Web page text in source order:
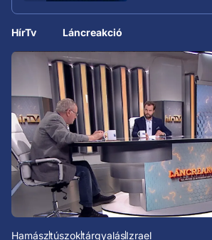
HírTv Láncreakció
HamásztúszoktárgyalásIzrael